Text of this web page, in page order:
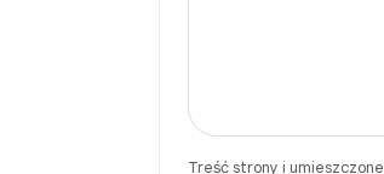
Treść strony i